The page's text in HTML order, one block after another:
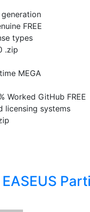
FREE
types
.zip
MEGA
Worked GitHub FREE
licensing systems
EASEUS